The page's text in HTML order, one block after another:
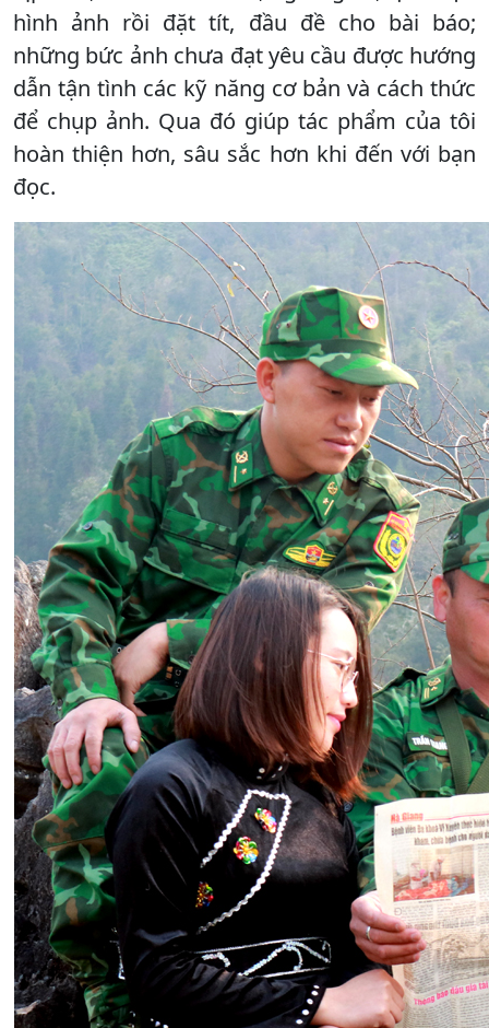
hình ảnh rồi đặt tít, đầu đề cho bài báo;
những bức ảnh chưa đạt yêu cầu được hướng
dẫn tận tình các kỹ năng cơ bản và cách thức
để chụp ảnh. Qua đó giúp tác phẩm của tôi
hoàn thiện hơn, sâu sắc hơn khi đến với bạn
đọc.